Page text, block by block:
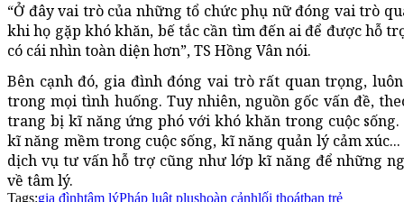
“Ở đây vai trò của những tổ chức phụ nữ đóng vai trò
khi họ gặp khó khăn, bế tắc cần tìm đến ai để được hỗ
có cái nhìn toàn diện hơn”, TS Hồng Vân nói.
Bên cạnh đó, gia đình đóng vai trò rất quan trọng,
trong mọi tình huống. Tuy nhiên, nguồn gốc vấn đề,
trang bị kĩ năng ứng phó với khó khăn trong cuộc
kĩ năng mềm trong cuộc sống, kĩ năng quản lý cảm
dịch vụ tư vấn hỗ trợ cũng như lớp kĩ năng để những
về tâm lý.
Tags:gia đìnhtâm lýPháp luật plushoàn cảnhlối thoátbạn trẻ